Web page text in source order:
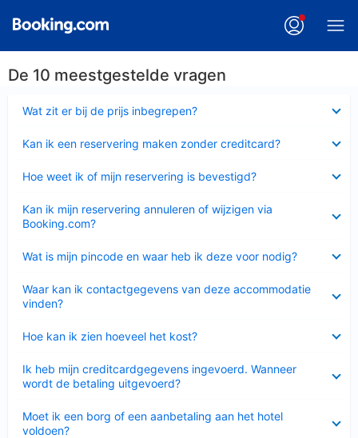
De 10 meestgestelde vragen
Wat zit er bij de prijs inbegrepen?
Kan ik een reservering maken zonder creditcard?
Hoe weet ik of mijn reservering is bevestigd?
Kan ik mijn reservering annuleren of wijzigen via
Booking.com?
Wat is mijn pincode en waar heb ik deze voor nodig?
Waar kan ik contactgegevens van deze accommodatie
vinden?
Hoe kan ik zien hoeveel het kost?
Ik heb mijn creditcardgegevens ingevoerd. Wanneer
wordt de betaling uitgevoerd?
Moet ik een borg of een aanbetaling aan het hotel
voldoen?